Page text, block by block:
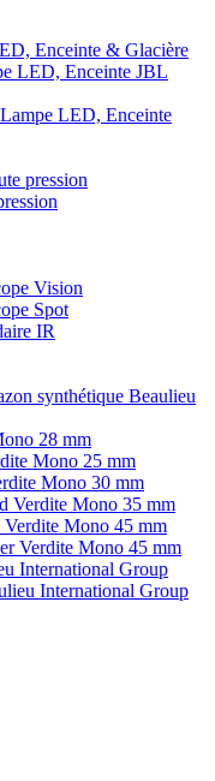
Enceinte & Glacière
LED, Enceinte JBL
LED, Enceinte
pression
Vision
Spot
IR
synthétique Beaulieu
28 mm
Mono 25 mm
Mono 30 mm
Verdite Mono 35 mm
Mono 45 mm
Verdite Mono 45 mm
International Group
International Group